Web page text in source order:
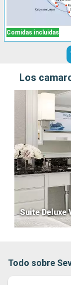
Comidas incluidas
Los
Suite Deluxe
Todo sobre